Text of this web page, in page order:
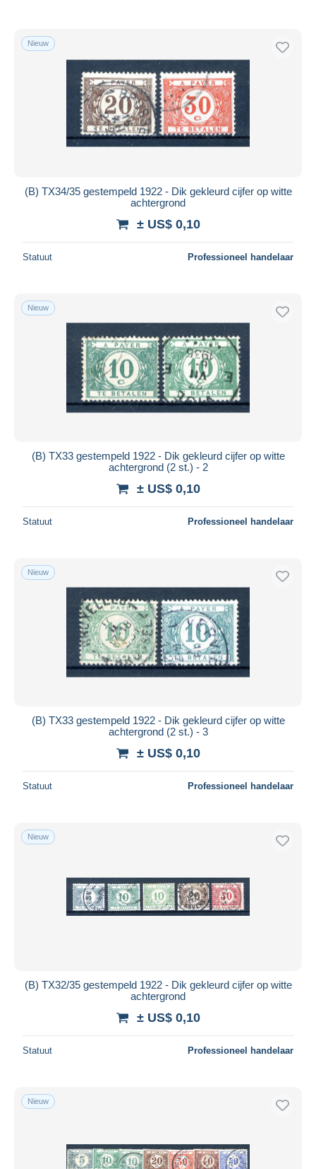
Nieuw
(B) TX34/35 gestempeld 1922 - Dik gekleurd cijfer op witte
achtergrond
± US$ 0,10
Statuut Professioneel handelaar
Nieuw
(B) TX33 gestempeld 1922 - Dik gekleurd cijfer op witte
achtergrond (2 st.) - 2
± US$ 0,10
Statuut Professioneel handelaar
Nieuw
(B) TX33 gestempeld 1922 - Dik gekleurd cijfer op witte
achtergrond (2 st.) - 3
± US$ 0,10
Statuut Professioneel handelaar
Nieuw
(B) TX32/35 gestempeld 1922 - Dik gekleurd cijfer op witte
achtergrond
± US$ 0,10
Statuut Professioneel handelaar
Nieuw